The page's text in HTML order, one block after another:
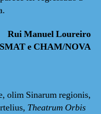
Rui Manuel Loureiro
e CHAM/NOVA
olim Sinarum regionis,
Theatrum Orbis